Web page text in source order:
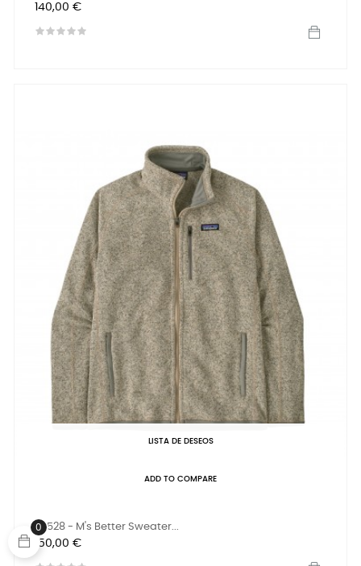
Precio
140,00 €
LISTA DE DESEOS
ADD TO COMPARE
25528 - M's Better Sweater...
Precio
150,00 €
0